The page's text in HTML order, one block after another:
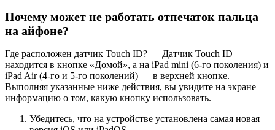
Почему может не работать отпечаток пальца
на айфоне?
Где расположен датчик Touch ID? — Датчик Touch ID
находится в кнопке «Домой», а на iPad mini (6-го поколения) и
iPad Air (4-го и 5-го поколений) — в верхней кнопке.
Выполняя указанные ниже действия, вы увидите на экране
информацию о том, какую кнопку использовать.
Убедитесь, что на устройстве установлена самая новая